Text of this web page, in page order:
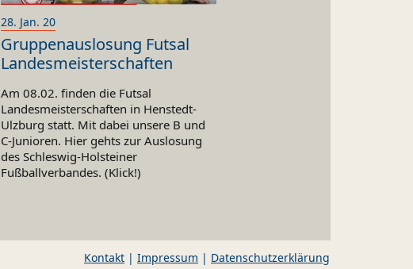
28. Jan. 20
Gruppenauslosung Futsal
Landesmeisterschaften
Am 08.02. finden die Futsal
Landesmeisterschaften in Henstedt-
Ulzburg statt. Mit dabei unsere B und
C-Junioren. Hier gehts zur Auslosung
des Schleswig-Holsteiner
Fußballverbandes. (Klick!)
Kontakt | Impressum | Datenschutzerklärung